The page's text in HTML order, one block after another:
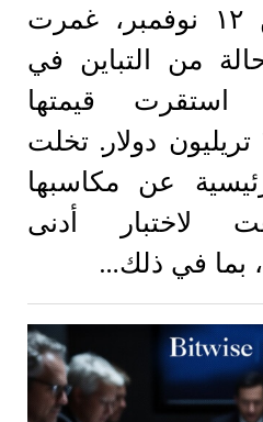
دولارًا. اعتبارًا من ١٢ نوفمبر، غمرت
من التباين في
استقرت قيمتها
السوقية عند ٣.٥٤ تريليون دولار. تخلت
عن مكاسبها
لاختبار أدنى
بما في ذلك…